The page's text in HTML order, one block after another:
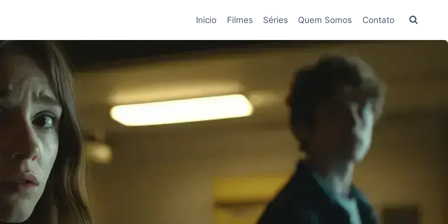
Inicio Filmes Séries Quem Somos Contato